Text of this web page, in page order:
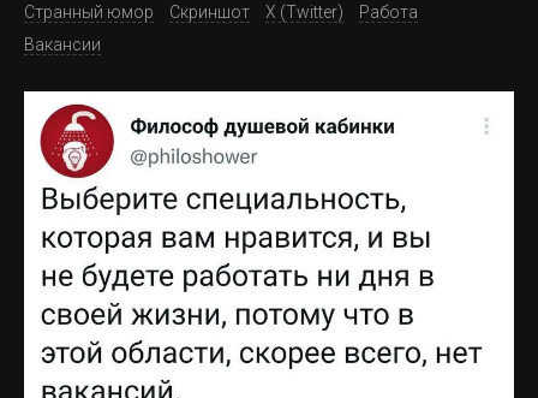
Странный юмор Скриншот X (Twitter)
Работа
Вакансии